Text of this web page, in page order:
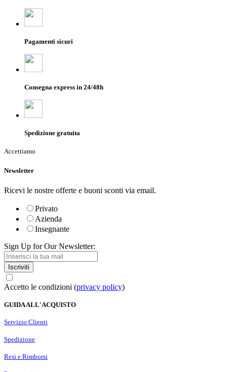
Pagamenti sicuri
Consegna express in 24/48h
Spedizione gratuita
Accettiamo
Newsletter
Ricevi le nostre offerte e buoni sconti via email.
Privato
Azienda
Insegnante
Sign Up for Our Newsletter:
Iscriviti
Accetto le condizioni (privacy policy)
GUIDA ALL'ACQUISTO
Servizio Clienti
Spedizione
Resi e Rimborsi